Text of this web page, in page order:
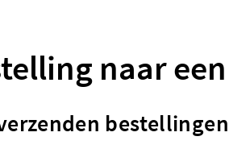
naar